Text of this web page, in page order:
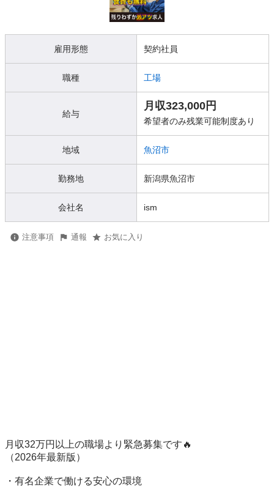
雇用形態 契約社員
職種 工場
給与
月収323,000円
希望者のみ残業可能制度あり
地域 魚沼市
勤務地 新潟県魚沼市
会社名 ism
注意事項 通報 お気に入り
月収32万円以上の職場より緊急募集です🔥
（2026年最新版）
・有名企業で働ける安心の環境